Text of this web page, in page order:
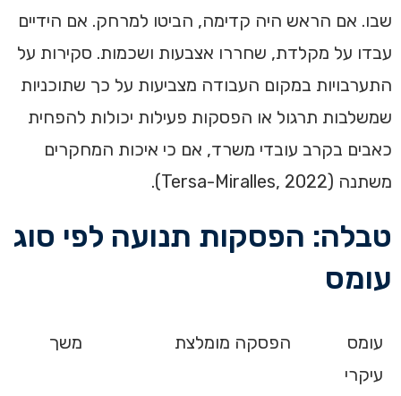
שבו. אם הראש היה קדימה, הביטו למרחק. אם הידיים
עבדו על מקלדת, שחררו אצבעות ושכמות. סקירות על
התערבויות במקום העבודה מצביעות על כך שתוכניות
שמשלבות תרגול או הפסקות פעילות יכולות להפחית
כאבים בקרב עובדי משרד, אם כי איכות המחקרים
משתנה (Tersa-Miralles, 2022).
טבלה: הפסקות תנועה לפי סוג
עומס
עומס
עיקרי
הפסקה מומלצת משך